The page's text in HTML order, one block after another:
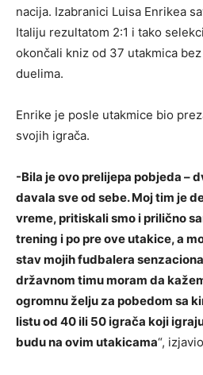
nacija. Izabranici Luisa Enrikea
Italiju rezultatom 2:1 i tako
okončali kniz od 37 utakmica
duelima.
Enrike je posle utakmice bio
svojih igrača.
-Bila je ovo prelijepa pobjeda –
davala sve od sebe. Moj tim je
vreme, pritiskali smo i prilično
trening i po pre ove utakice, a
stav mojih fudbalera
državnom timu moram da
ogromnu želju za pobedom sa
listu od 40 ili 50 igrača koji
budu na ovim utakicama“,